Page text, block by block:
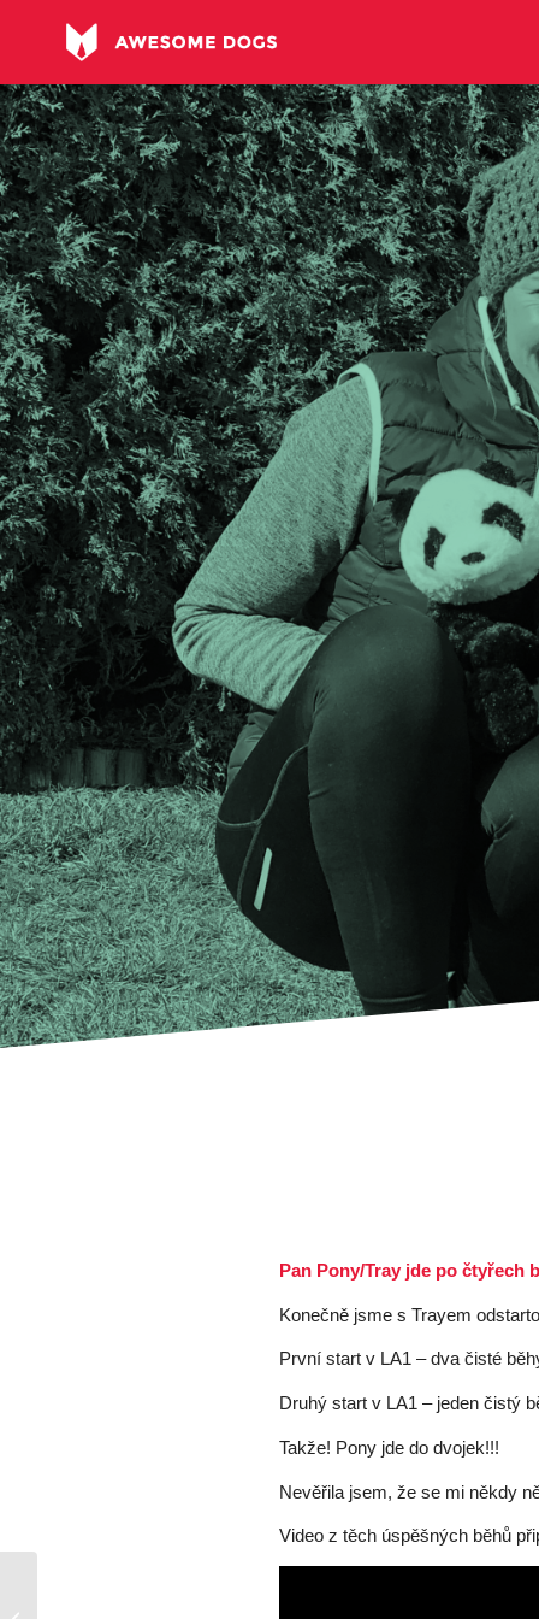
Pan Pony/Tray jde po čtyřech
Konečně jsme s Trayem
První start v LA1 – dva čisté
Druhý start v LA1 – jeden čistý
Takže! Pony jde do dvojek!!!
Nevěřila jsem, že se mi někdy
Video z těch úspěšných běhů